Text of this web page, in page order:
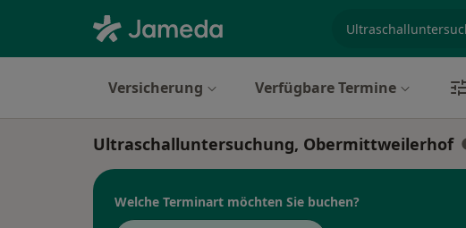
Versicherung Verfügbare Termine
Ultraschalluntersuchung, Obermittweilerhof
Welche Terminart möchten Sie buchen?